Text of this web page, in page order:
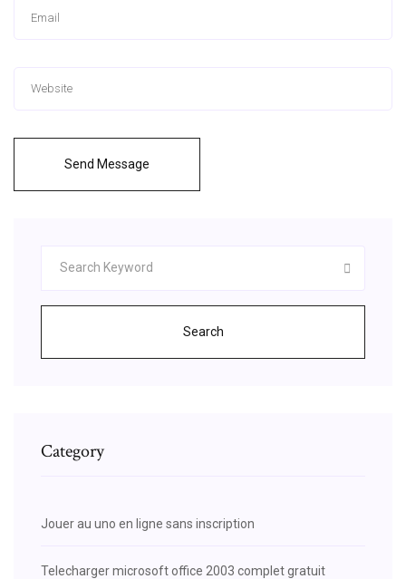
Send Message
Search
Category
Jouer au uno en ligne sans inscription
Telecharger microsoft office 2003 complet gratuit